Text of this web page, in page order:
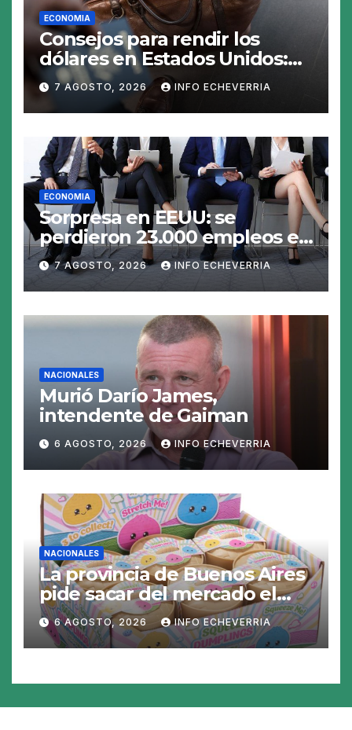
ECONOMIA
Consejos para rendir los
dólares en Estados Unidos:
claves para no gastar de más
en el viaje
7 AGOSTO, 2026 INFO ECHEVERRIA
ECONOMIA
Sorpresa en EEUU: se
perdieron 23.000 empleos en
julio y el mercado recalcula
las perspectivas para las
tasas
7 AGOSTO, 2026 INFO ECHEVERRIA
NACIONALES
Murió Darío James,
intendente de Gaiman
6 AGOSTO, 2026 INFO ECHEVERRIA
NACIONALES
La provincia de Buenos Aires
pide sacar del mercado el
«Squeezy Dumpling», un
juguete «tóxico»
6 AGOSTO, 2026 INFO ECHEVERRIA